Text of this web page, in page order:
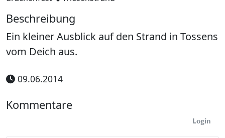
Beschreibung
Ein kleiner Ausblick auf den Strand in Tossens
vom Deich aus.
09.06.2014
Kommentare
Login